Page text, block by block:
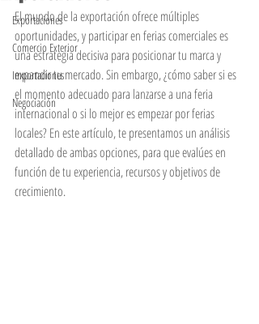
Exportaciones
Comercio Exterior
Importaciones
Negociación
El mundo de la exportación ofrece múltiples
oportunidades, y participar en ferias comerciales es
una estrategia decisiva para posicionar tu marca y
expandir tu mercado. Sin embargo, ¿cómo saber si es
el momento adecuado para lanzarse a una feria
internacional o si lo mejor es empezar por ferias
locales? En este artículo, te presentamos un análisis
detallado de ambas opciones, para que evalúes en
función de tu experiencia, recursos y objetivos de
crecimiento.